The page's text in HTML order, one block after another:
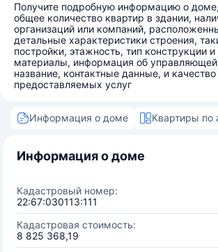
Получите подробную информацию о
общее количество квартир в здании,
организаций или компаний,
детальные характеристики строения,
постройки, этажность, тип конструкции
материалы, информация об
название, контактные данные, и качество
предоставляемых услуг
Информация о доме Квартиры по
Информация о доме
Кадастровый номер:
22:67:030113:111
Кадастровая стоимость:
8 825 368,19